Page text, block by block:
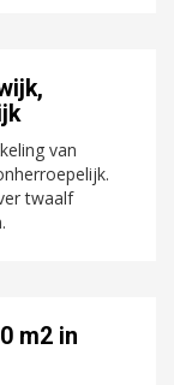
van
twaalf
m2 in